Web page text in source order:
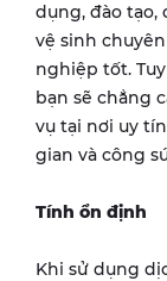
dụng, đào tạo,
vệ sinh
nghiệp tốt.
bạn sẽ chẳng
vụ tại nơi uy
gian và công
Tính ổn định
Khi sử dụng